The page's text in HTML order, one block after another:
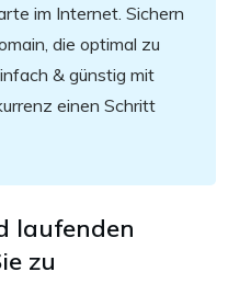
im Internet. Sichern
die optimal zu
& günstig mit
einen Schritt
laufenden
zu